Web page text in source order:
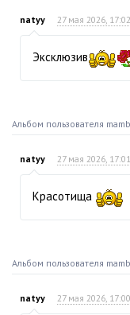
natyy 27 мая 2026, 17:02
Эксклюзив
Альбом пользователя
natyy 27 мая 2026, 17:01
Красотища
Альбом пользователя
natyy 27 мая 2026, 17:00